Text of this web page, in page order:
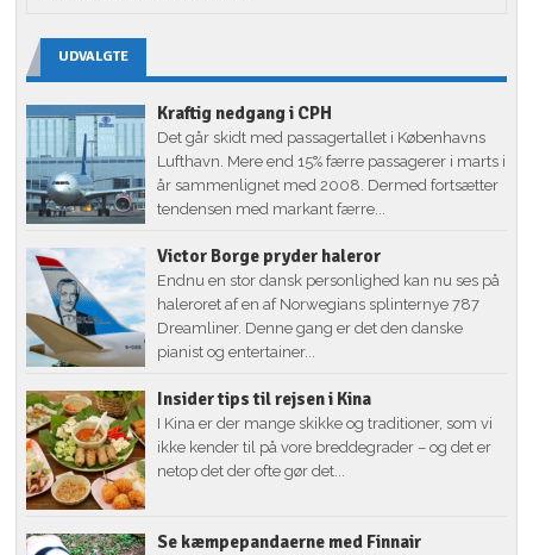
UDVALGTE
Kraftig nedgang i CPH
Det går skidt med passagertallet i Københavns
Lufthavn. Mere end 15% færre passagerer i marts i
år sammenlignet med 2008. Dermed fortsætter
tendensen med markant færre...
Victor Borge pryder haleror
Endnu en stor dansk personlighed kan nu ses på
haleroret af en af Norwegians splinternye 787
Dreamliner. Denne gang er det den danske
pianist og entertainer...
Insider tips til rejsen i Kina
I Kina er der mange skikke og traditioner, som vi
ikke kender til på vore breddegrader – og det er
netop det der ofte gør det...
Se kæmpepandaerne med Finnair